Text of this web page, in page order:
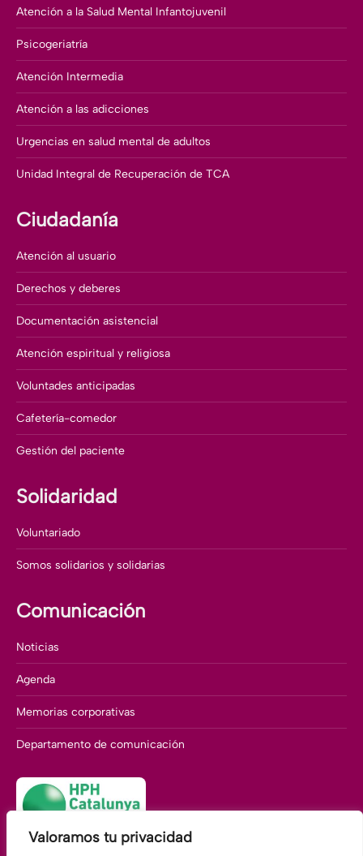
Valoramos tu privacidad
Atención a la Salud Mental Infantojuvenil
Psicogeriatría
Atención Intermedia
Atención a las adicciones
Urgencias en salud mental de adultos
Unidad Integral de Recuperación de TCA
Ciudadanía
Atención al usuario
Derechos y deberes
Documentación asistencial
Atención espiritual y religiosa
Voluntades anticipadas
Cafetería-comedor
Gestión del paciente
Solidaridad
Voluntariado
Somos solidarios y solidarias
Comunicación
Noticias
Agenda
Memorias corporativas
Departamento de comunicación